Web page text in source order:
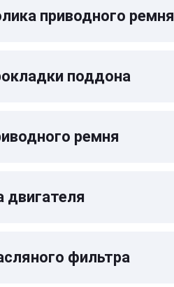
приводного ремня
поддона
ремня
фильтра